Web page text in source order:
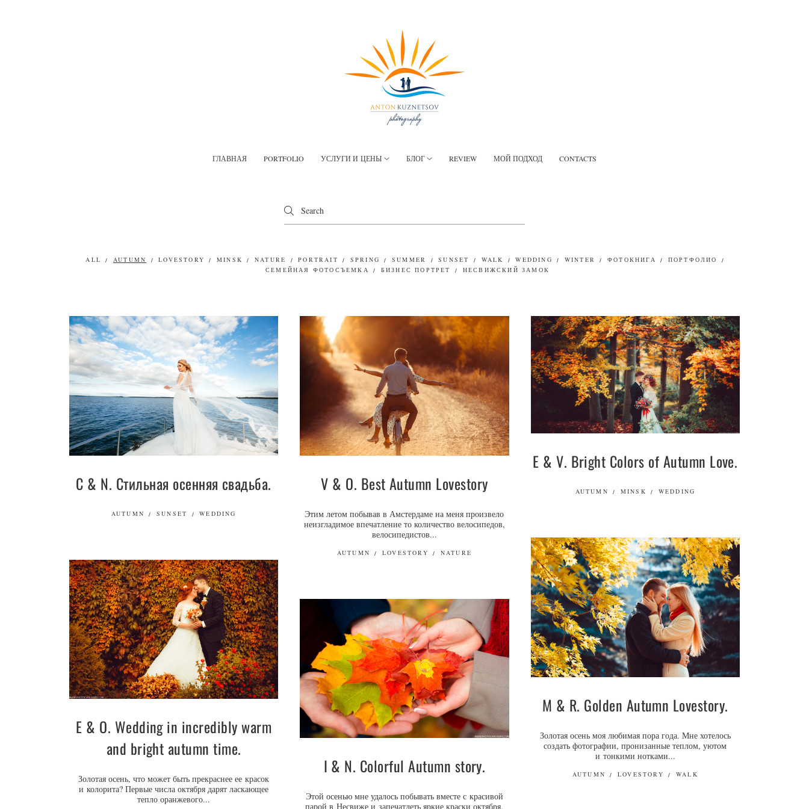
ГЛАВНАЯ PORTFOLIO УСЛУГИ И ЦЕНЫ БЛОГ REVIEW МОЙ ПОДХОД CONTACTS
ALL AUTUMN LOVESTORY MINSK NATURE PORTRAIT SPRING SUMMER SUNSET WALK WEDDING WINTER ФОТОКНИГА
ПОРТФОЛИО
СЕМЕЙНАЯ ФОТОСЪЕМКА
БИЗНЕС ПОРТРЕТ НЕСВИЖСКИЙ ЗАМОК
С & N. Стильная осенняя свадьба.
AUTUMN SUNSET WEDDING
V & O. Best Autumn Lovestory
Этим летом побывав в Амстердаме на меня произвело
неизгладимое впечатление то количество велосипедов,
велосипедистов...
AUTUMN LOVESTORY NATURE
E & V. Bright Colors of Autumn Love.
AUTUMN MINSK WEDDING
M & R. Golden Autumn Lovestory.
Золотая осень моя любимая пора года. Мне хотелось
создать фотографии, пронизанные теплом, уютом
и тонкими нотками...
AUTUMN LOVESTORY WALK
E & O. Wedding in incredibly warm
and bright autumn time.
Золотая осень, что может быть прекраснее ее красок
и колорита? Первые числа октября дарят ласкающее
тепло оранжевого...
I & N. Colorful Autumn story.
Этой осенью мне удалось побывать вместе с красивой
парой в Несвиже и запечатлеть яркие краски октября.